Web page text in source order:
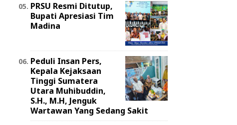
PRSU Resmi Ditutup,
Bupati Apresiasi Tim
Madina
Peduli Insan Pers,
Kepala Kejaksaan
Tinggi Sumatera
Utara Muhibuddin,
S.H., M.H, Jenguk
Wartawan Yang Sedang Sakit